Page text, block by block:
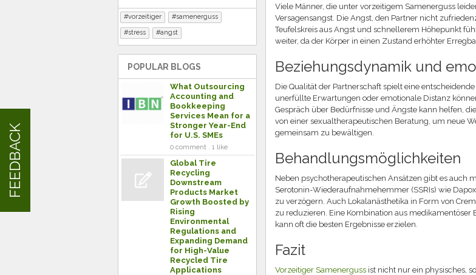
vorzeitiger
samenerguss
stress
angst
POPULAR BLOGS
What Outsourcing
Accounting and
Bookkeeping
Services Mean for a
Stronger Year-End
for U.S. SMEs
0 comment . 1 like
Global Tire
Recycling
Downstream
Products Market
Growth Boosted by
Rising
Environmental
Regulations and
Expanding Demand
for High-Value
Recycled Tire
Applications
Viele Männer, die unter vorzeitigem Samenerguss
Versagensangst. Die Angst, den Partner nicht
Teufelskreis aus Angst und schnellerem Höhepunkt
weiter, da der Körper in einen Zustand erhöhter
Beziehungsdynamik und
Die Qualität der Partnerschaft spielt eine
unerfüllte Erwartungen oder emotionale Distanz
Gespräch über Bedürfnisse und Ängste kann helfen,
von einer sexualtherapeutischen Beratung, um neue
gemeinsam zu bewältigen.
Behandlungsmöglichkeiten
Neben psychotherapeutischen Ansätzen gibt es auch
Serotonin-Wiederaufnahmehemmer (SSRIs) wie
zu verzögern. Auch Lokalanästhetika in Form von
zu reduzieren. Eine Kombination aus
kann oft die besten Ergebnisse erzielen.
Fazit
Vorzeitiger Samenergussist nicht nur ein physisches,
FEEDBACK